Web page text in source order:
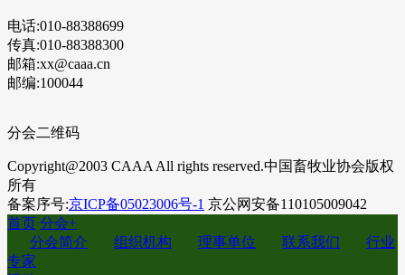
电话:010-88388699
传真:010-88388300
邮箱:xx@caaa.cn
邮编:100044
分会二维码
Copyright@2003 CAAA All rights reserved.中国畜牧业协会版权
所有
备案序号:京ICP备05023006号-1 京公网安备110105009042
首页 分会+
分会简介
组织机构 理事单位 联系我们
行业
专家